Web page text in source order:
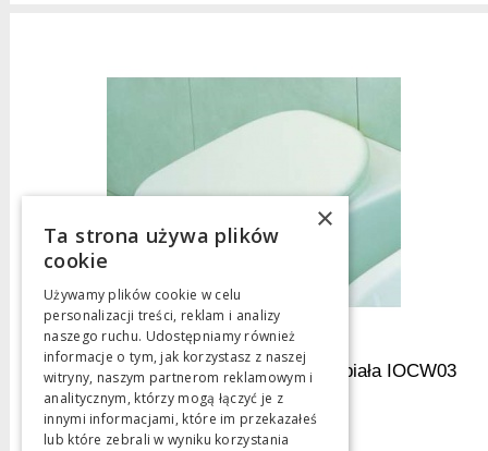
Flaminia IO Deska wolnoopadająca biała IOCW03
W MAGAZYNIE!!
×
Ta strona używa plików
cookie
Używamy plików cookie w celu
personalizacji treści, reklam i analizy
naszego ruchu. Udostępniamy również
informacje o tym, jak korzystasz z naszej
witryny, naszym partnerom reklamowym i
analitycznym, którzy mogą łączyć je z
innymi informacjami, które im przekazałeś
lub które zebrali w wyniku korzystania